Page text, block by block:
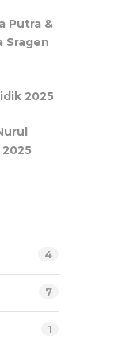
Putra &
Sragen
2025
4
7
1